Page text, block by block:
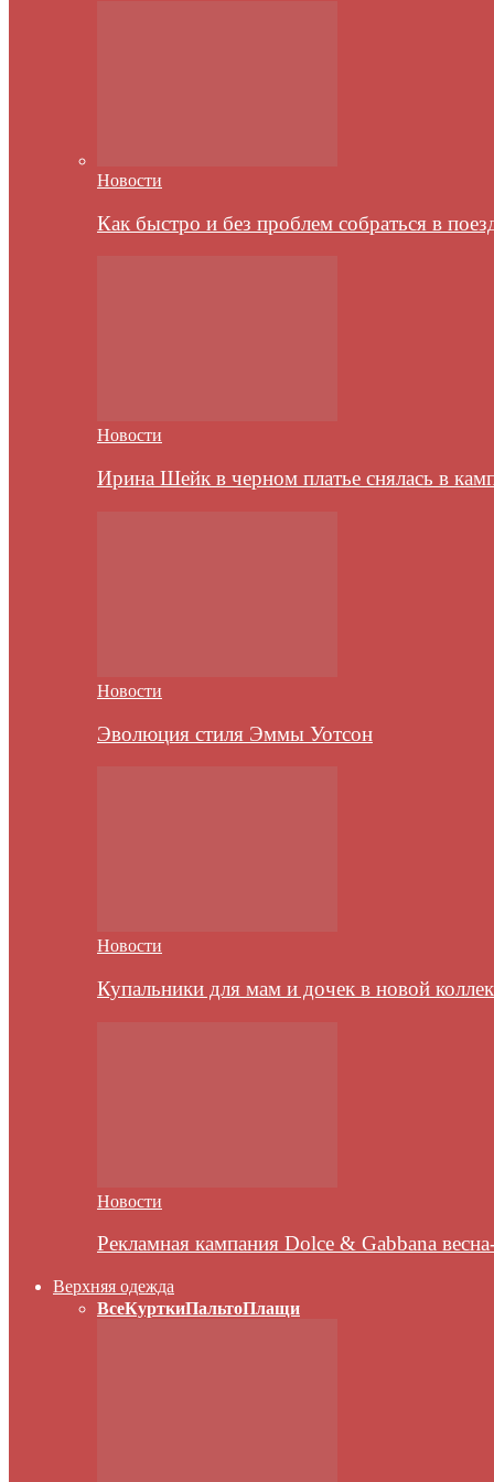
Новости
Как быстро и без проблем собраться в
Новости
Ирина Шейк в черном платье снялась в
Новости
Эволюция стиля Эммы Уотсон
Новости
Купальники для мам и дочек в новой
Новости
Рекламная кампания Dolce & Gabbana
Верхняя одежда
ВсеКурткиПальтоПлащи